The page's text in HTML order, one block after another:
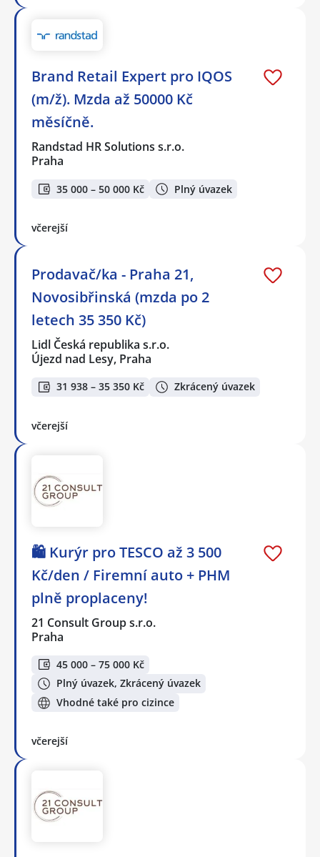
Brand Retail Expert pro IQOS
(m/ž). Mzda až 50000 Kč
měsíčně.
Randstad HR Solutions s.r.o.
Praha
35 000 – 50 000 Kč Plný úvazek
včerejší
Prodavač/ka - Praha 21,
Novosibřinská (mzda po 2
letech 35 350 Kč)
Lidl Česká republika s.r.o.
Újezd nad Lesy, Praha
31 938 – 35 350 Kč Zkrácený úvazek
včerejší
🛍️ Kurýr pro TESCO až 3 500
Kč/den / Firemní auto + PHM
plně proplaceny!
21 Consult Group s.r.o.
Praha
45 000 – 75 000 Kč
Plný úvazek, Zkrácený úvazek
Vhodné také pro cizince
včerejší